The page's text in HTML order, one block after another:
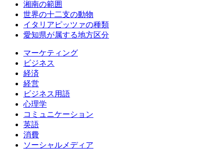
湘南の範囲
世界の十二支の動物
イタリアピッツァの種類
愛知県が属する地方区分
マーケティング
ビジネス
経済
経営
ビジネス用語
心理学
コミュニケーション
英語
消費
ソーシャルメディア